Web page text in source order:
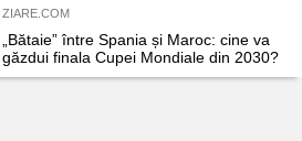
ZIARE.COM
„Bătaie” între Spania și Maroc: cine va
găzdui finala Cupei Mondiale din 2030?